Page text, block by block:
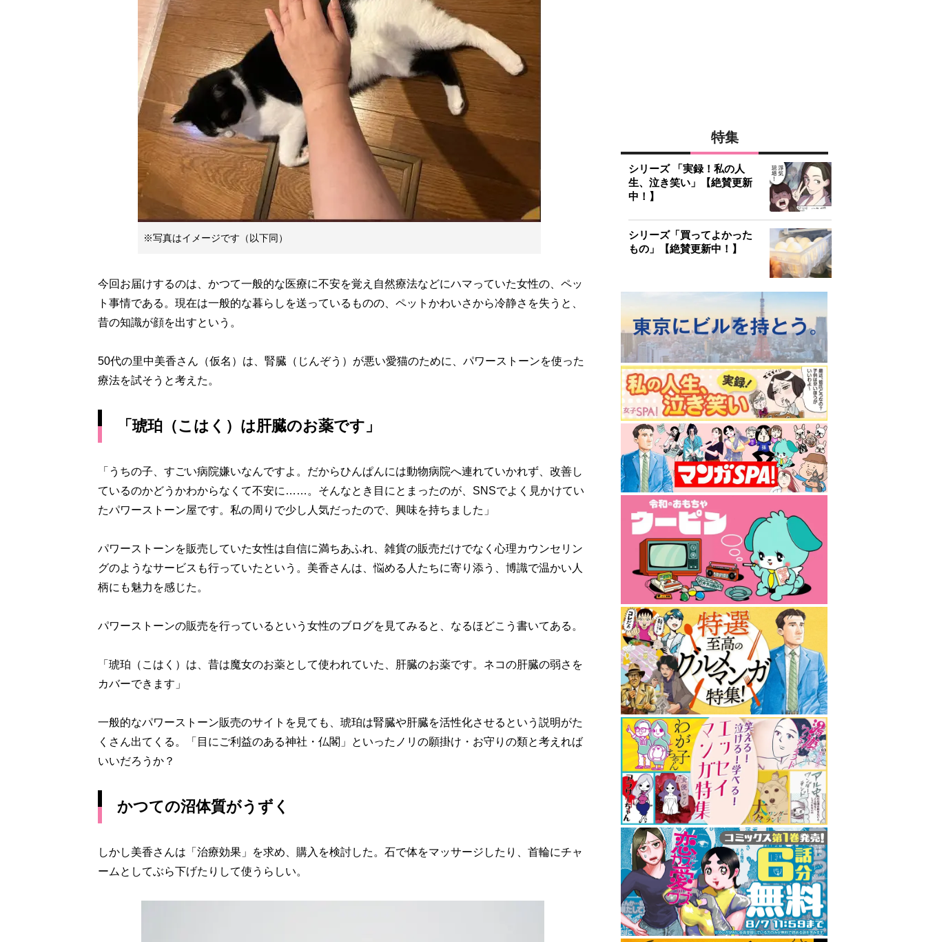
※写真はイメージです（以下同）
今回お届けするのは、かつて一般的な医療に不安を覚え自然療法などにハマっていた女性の、ペッ
ト事情である。現在は一般的な暮らしを送っているものの、ペットかわいさから冷静さを失うと、
昔の知識が顔を出すという。
50代の里中美香さん（仮名）は、腎臓（じんぞう）が悪い愛猫のために、パワーストーンを使った
療法を試そうと考えた。
「琥珀（こはく）は肝臓のお薬です」
「うちの子、すごい病院嫌いなんですよ。だからひんぱんには動物病院へ連れていかれず、改善し
ているのかどうかわからなくて不安に……。そんなとき目にとまったのが、SNSでよく見かけてい
たパワーストーン屋です。私の周りで少し人気だったので、興味を持ちました」
パワーストーンを販売していた女性は自信に満ちあふれ、雑貨の販売だけでなく心理カウンセリン
グのようなサービスも行っていたという。美香さんは、悩める人たちに寄り添う、博識で温かい人
柄にも魅力を感じた。
パワーストーンの販売を行っているという女性のブログを見てみると、なるほどこう書いてある。
「琥珀（こはく）は、昔は魔女のお薬として使われていた、肝臓のお薬です。ネコの肝臓の弱さを
カバーできます」
一般的なパワーストーン販売のサイトを見ても、琥珀は腎臓や肝臓を活性化させるという説明がた
くさん出てくる。「目にご利益のある神社・仏閣」といったノリの願掛け・お守りの類と考えれば
いいだろうか？
かつての沼体質がうずく
しかし美香さんは「治療効果」を求め、購入を検討した。石で体をマッサージしたり、首輪にチャ
ームとしてぶら下げたりして使うらしい。
特集
シリーズ 「実録！私の人
生、泣き笑い」【絶賛更新
中！】
シリーズ「買ってよかった
もの」【絶賛更新中！】